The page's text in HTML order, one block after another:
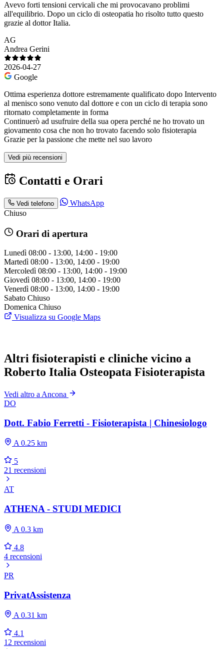
Avevo forti tensioni cervicali che mi provocavano problimi
all'equilibrio. Dopo un ciclo di osteopatia ho risolto tutto questo
grazie al dottor Italia.
AG
Andrea Gerini
2026-04-27
Google
Ottima esperienza dottore estremamente qualificato dopo Intervento
al menisco sono venuto dal dottore e con un ciclo di terapia sono
ritornato completamente in forma
Continuerò ad usufruire della sua opera perché ne ho trovato un
giovamento cosa che non ho trovato facendo solo fisioterapia
Grazie per la passione che mette nel suo lavoro
Vedi più recensioni
Contatti e Orari
Vedi telefono
WhatsApp
Chiuso
Orari di apertura
Lunedì 08:00 - 13:00, 14:00 - 19:00
Martedì 08:00 - 13:00, 14:00 - 19:00
Mercoledì 08:00 - 13:00, 14:00 - 19:00
Giovedì 08:00 - 13:00, 14:00 - 19:00
Venerdì 08:00 - 13:00, 14:00 - 19:00
Sabato Chiuso
Domenica Chiuso
Visualizza su Google Maps
Altri fisioterapisti e cliniche vicino a
Roberto Italia Osteopata Fisioterapista
Vedi altro a Ancona
DO
Dott. Fabio Ferretti - Fisioterapista | Chinesiologo
A 0.25 km
5
21 recensioni
AT
ATHENA - STUDI MEDICI
A 0.3 km
4.8
4 recensioni
PR
PrivatAssistenza
A 0.31 km
4.1
12 recensioni